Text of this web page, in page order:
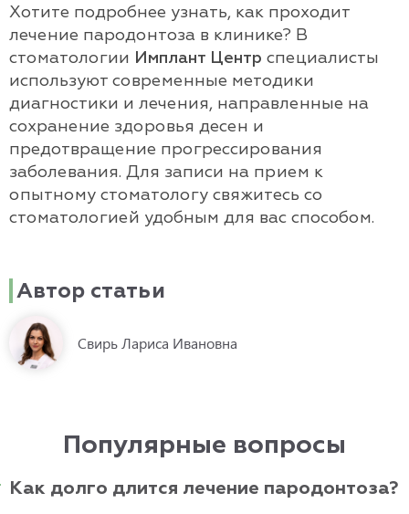
Хотите подробнее узнать, как проходит
лечение пародонтоза в клинике? В
стоматологии Имплант Центр специалисты
используют современные методики
диагностики и лечения, направленные на
сохранение здоровья десен и
предотвращение прогрессирования
заболевания. Для записи на прием к
опытному стоматологу свяжитесь со
стоматологией удобным для вас способом.
Автор статьи
Свирь Лариса Ивановна
Популярные вопросы
Как долго длится лечение пародонтоза?